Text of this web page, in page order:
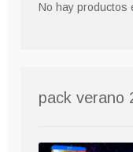
No hay productos
pack verano